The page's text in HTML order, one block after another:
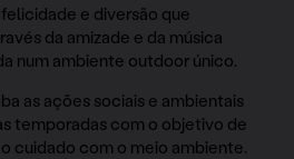
e diversão que
da amizade e da música
num ambiente outdoor único.
as ações sociais e ambientais
temporadas com o objetivo de
cuidado com o meio ambiente.